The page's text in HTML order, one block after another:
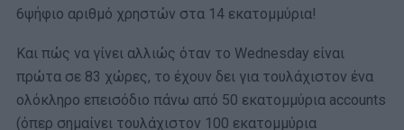
6ψήφιο αριθμό χρηστών στα 14 εκατομμύρια!
Και πώς να γίνει αλλιώς όταν το Wednesday είναι
πρώτα σε 83 χώρες, το έχουν δει για τουλάχιστον ένα
ολόκληρο επεισόδιο πάνω από 50 εκατομμύρια accounts
(όπερ σημαίνει τουλάχιστον 100 εκατομμύρια